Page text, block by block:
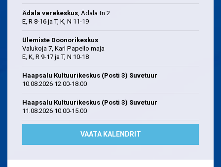
Ädala verekeskus, Ädala tn 2
E, R 8-16 ja T, K, N 11-19
Ülemiste Doonorikeskus
Valukoja 7, Karl Papello maja
E, K, R 9-17 ja T, N 10-18
Haapsalu Kultuurikeskus (Posti 3) Suvetuur
10.08.2026 12.00-18.00
Haapsalu Kultuurikeskus (Posti 3) Suvetuur
11.08.2026 10.00-15.00
VAATA KALENDRIT